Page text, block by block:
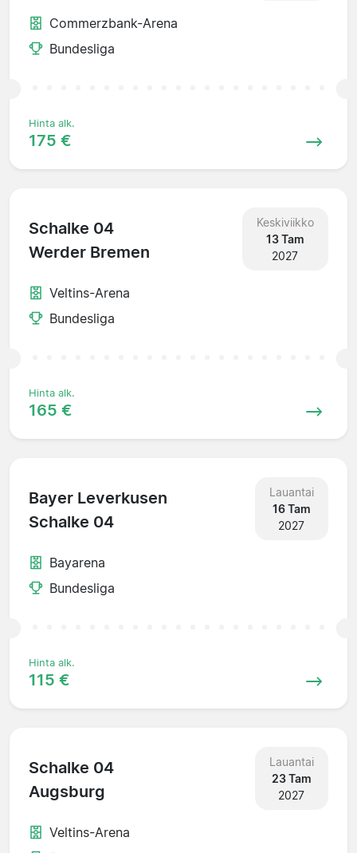
Commerzbank-Arena
Bundesliga
Hinta alk.
175 €
Schalke 04
Werder Bremen
Keskiviikko
13 Tam
2027
Veltins-Arena
Bundesliga
Hinta alk.
165 €
Bayer Leverkusen
Schalke 04
Lauantai
16 Tam
2027
Bayarena
Bundesliga
Hinta alk.
115 €
Schalke 04
Augsburg
Lauantai
23 Tam
2027
Veltins-Arena